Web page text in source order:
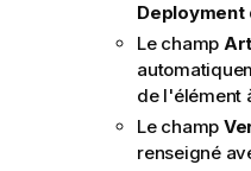
Deployment
Le champ
de l'élément
Le champ
renseigné